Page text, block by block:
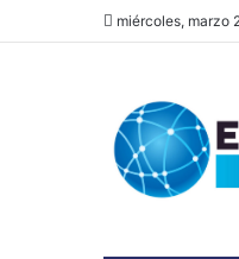
miércoles, marzo